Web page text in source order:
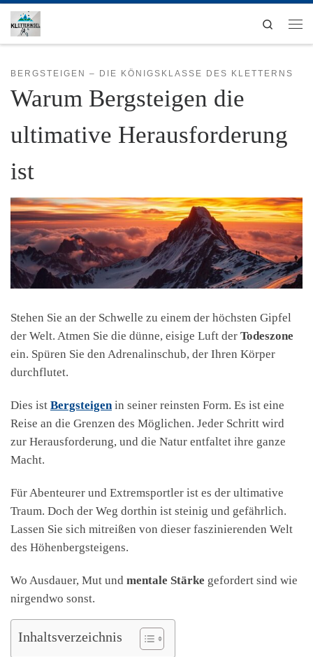
Zum Inhalt springen
Search
BERGSTEIGEN – DIE KÖNIGSKLASSE DES KLETTERNS
Warum Bergsteigen die
ultimative Herausforderung
ist
Stehen Sie an der Schwelle zu einem der höchsten Gipfel
der Welt. Atmen Sie die dünne, eisige Luft der Todeszone
ein. Spüren Sie den Adrenalinschub, der Ihren Körper
durchflutet.
Dies ist Bergsteigen in seiner reinsten Form. Es ist eine
Reise an die Grenzen des Möglichen. Jeder Schritt wird
zur Herausforderung, und die Natur entfaltet ihre ganze
Macht.
Für Abenteurer und Extremsportler ist es der ultimative
Traum. Doch der Weg dorthin ist steinig und gefährlich.
Lassen Sie sich mitreißen von dieser faszinierenden Welt
des Höhenbergsteigens.
Wo Ausdauer, Mut und mentale Stärke gefordert sind wie
nirgendwo sonst.
Inhaltsverzeichnis